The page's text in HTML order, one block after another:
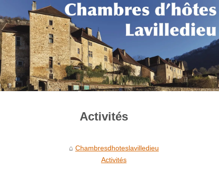
Activités
Chambresdhoteslavilledieu
Activités